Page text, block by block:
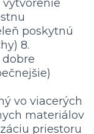
vytvorenie
poskytnú
8.
vo viacerých
materiálov
priestoru